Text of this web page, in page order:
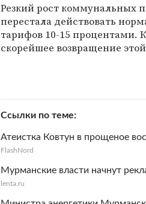
Резкий рост коммунальных
перестала действовать
тарифов 10-15 процентами.
скорейшее возвращение
Ссылки по теме
Атеистка Ковтун в прощеное
FlashNord
Мурманские власти начнут
lenta.ru